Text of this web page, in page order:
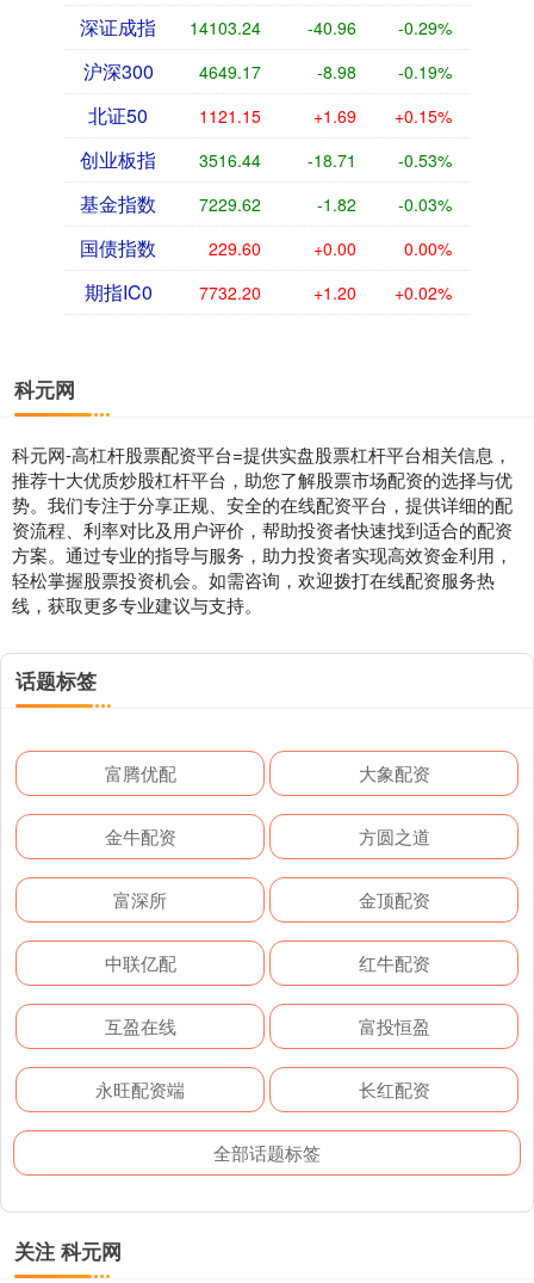
深证成指 14103.24 -40.96 -0.29%
沪深300 4649.17 -8.98 -0.19%
北证50 1121.15 +1.69 +0.15%
创业板指 3516.44 -18.71 -0.53%
基金指数 7229.62 -1.82 -0.03%
国债指数 229.60 +0.00 0.00%
期指IC0 7732.20 +1.20 +0.02%
科元网
科元网-高杠杆股票配资平台=提供实盘股票杠杆平台相关信息，
推荐十大优质炒股杠杆平台，助您了解股票市场配资的选择与优
势。我们专注于分享正规、安全的在线配资平台，提供详细的配
资流程、利率对比及用户评价，帮助投资者快速找到适合的配资
方案。通过专业的指导与服务，助力投资者实现高效资金利用，
轻松掌握股票投资机会。如需咨询，欢迎拨打在线配资服务热
线，获取更多专业建议与支持。
话题标签
富腾优配 大象配资
金牛配资 方圆之道
富深所 金顶配资
中联亿配 红牛配资
互盈在线 富投恒盈
永旺配资端 长红配资
全部话题标签
关注 科元网